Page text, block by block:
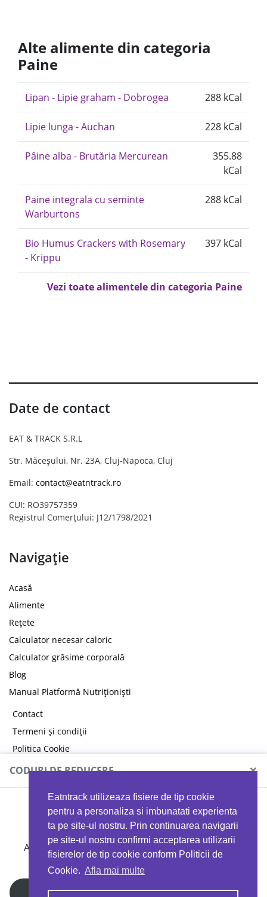
Eatntrack utilizeaza fisiere de tip cookie
pentru a personaliza si imbunatati experienta
ta pe site-ul nostru. Prin continuarea navigarii
pe site-ul nostru confirmi acceptarea utilizarii
fisierelor de tip cookie conform Politicii de
Cookie. Afla mai multe
Alte alimente din categoria
Paine
Lipan - Lipie graham - Dobrogea 288 kCal
Lipie lunga - Auchan 228 kCal
Pâine alba - Brutăria Mercurean
355.88
kCal
Paine integrala cu seminte
Warburtons
288 kCal
Bio Humus Crackers with Rosemary
- Krippu
397 kCal
Vezi toate alimentele din categoria Paine
Date de contact
EAT & TRACK S.R.L
Str. Măceșului, Nr. 23A, Cluj-Napoca, Cluj
Email: contact@eatntrack.ro
CUI: RO39757359
Registrul Comerțului: J12/1798/2021
Navigație
Acasă
Alimente
Rețete
Calculator necesar caloric
Calculator grăsime corporală
Blog
Manual Platformă Nutriționiști
Contact
Termeni și condiții
Politica Cookie
Politica de confidențialitate
CODURI DE REDUCERE ×
MYPROTEIN
Ai 40%reducere la orice comandă folosind codul
EATTRACK
Profită acum